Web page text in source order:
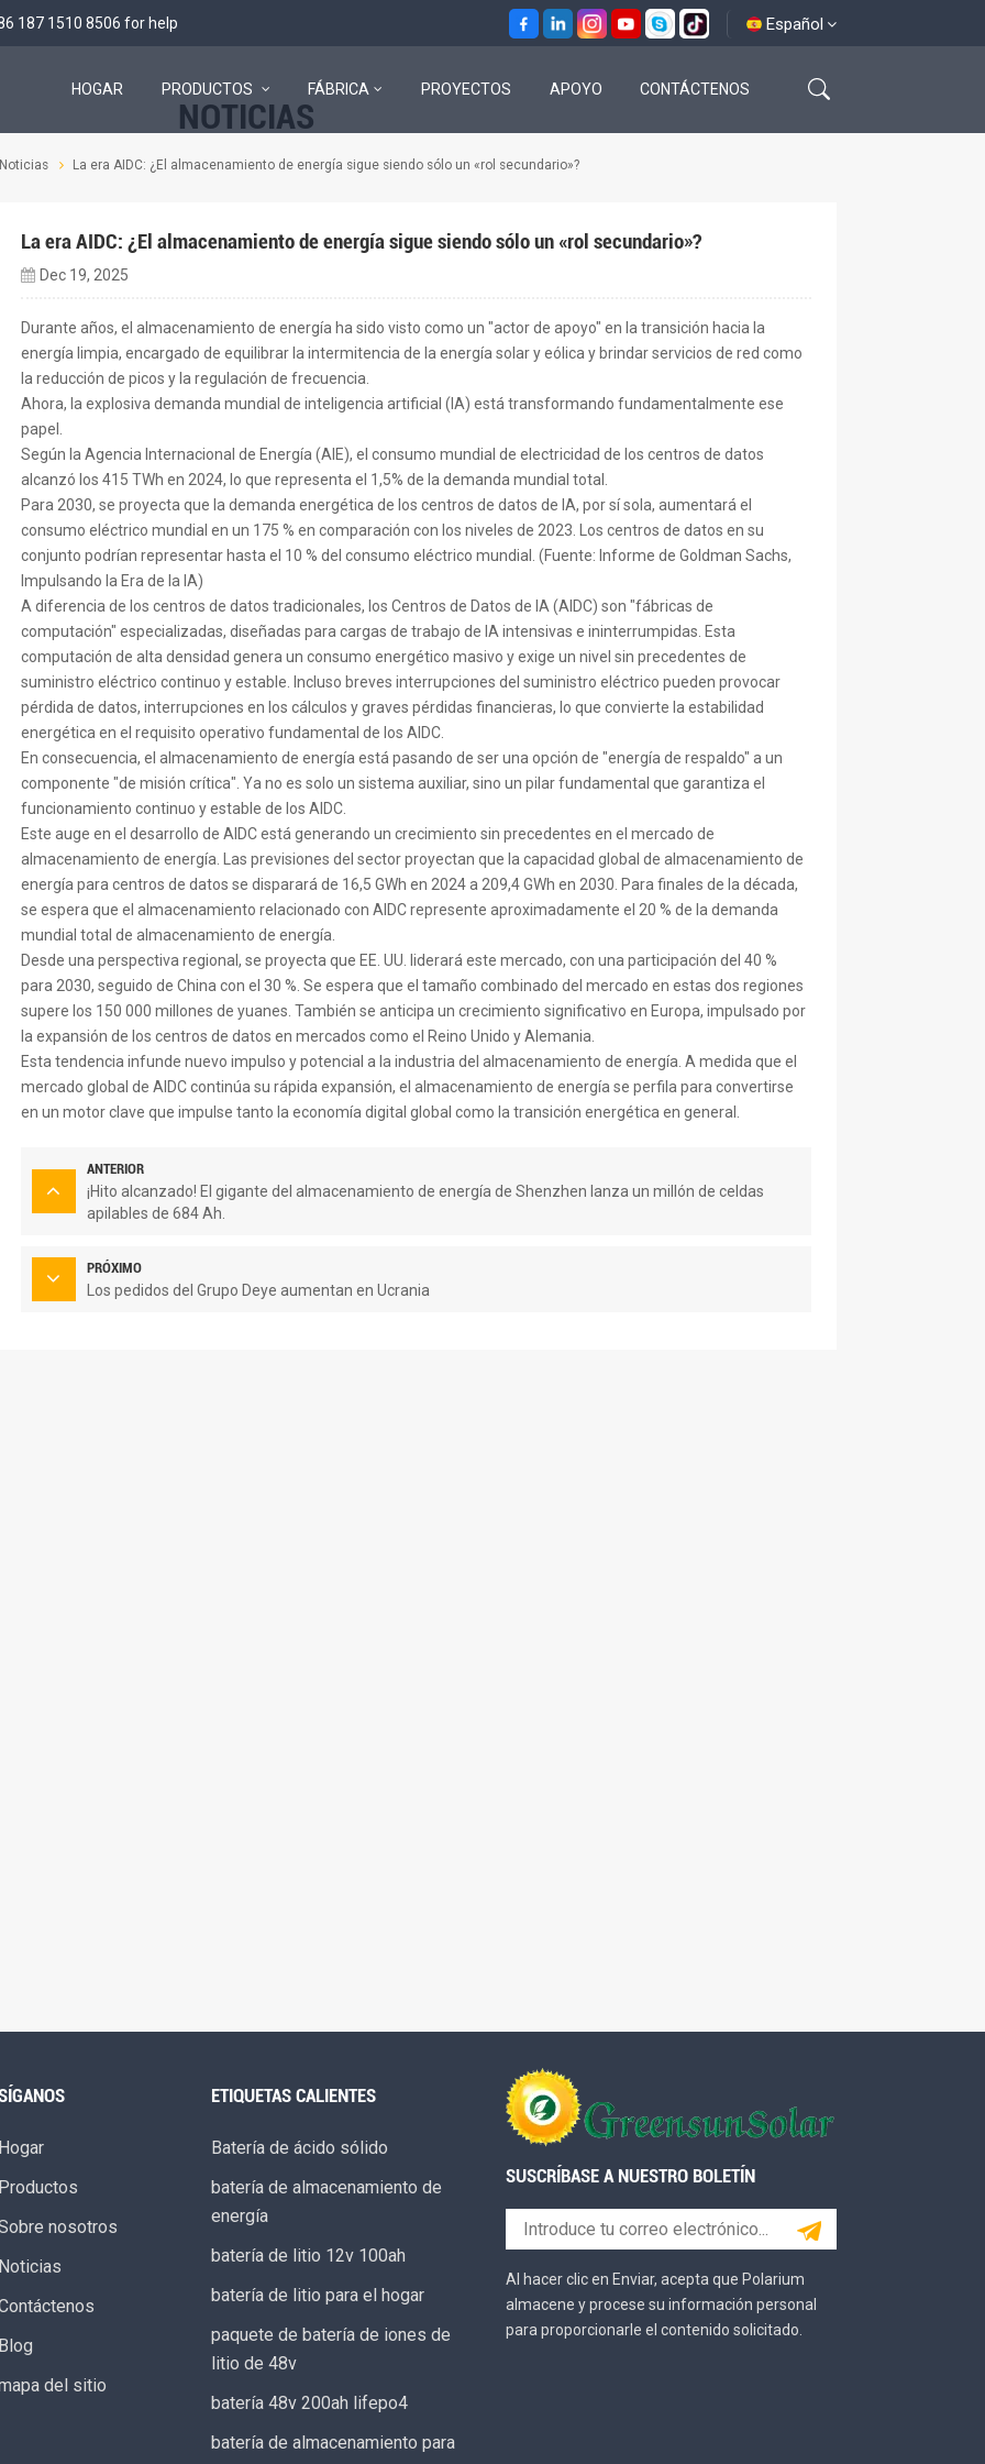
187 1510 8506 for help Español
HOGAR PRODUCTOS FÁBRICA PROYECTOS APOYO CONTÁCTENOS
NOTICIAS
Noticias La era AIDC: ¿El almacenamiento de energía sigue siendo sólo un «rol secundario»?
La era AIDC: ¿El almacenamiento de energía sigue siendo sólo un «rol secundario»?
Dec 19, 2025
Durante años, el almacenamiento de energía ha sido visto como un "actor de apoyo" en la transición hacia la
energía limpia, encargado de equilibrar la intermitencia de la energía solar y eólica y brindar servicios de red como
la reducción de picos y la regulación de frecuencia.
Ahora, la explosiva demanda mundial de inteligencia artificial (IA) está transformando fundamentalmente ese
papel.
Según la Agencia Internacional de Energía (AIE), el consumo mundial de electricidad de los centros de datos
alcanzó los 415 TWh en 2024, lo que representa el 1,5% de la demanda mundial total.
Para 2030, se proyecta que la demanda energética de los centros de datos de IA, por sí sola, aumentará el
consumo eléctrico mundial en un 175 % en comparación con los niveles de 2023. Los centros de datos en su
conjunto podrían representar hasta el 10 % del consumo eléctrico mundial. (Fuente: Informe de Goldman Sachs,
Impulsando la Era de la IA)
A diferencia de los centros de datos tradicionales, los Centros de Datos de IA (AIDC) son "fábricas de
computación" especializadas, diseñadas para cargas de trabajo de IA intensivas e ininterrumpidas. Esta
computación de alta densidad genera un consumo energético masivo y exige un nivel sin precedentes de
suministro eléctrico continuo y estable. Incluso breves interrupciones del suministro eléctrico pueden provocar
pérdida de datos, interrupciones en los cálculos y graves pérdidas financieras, lo que convierte la estabilidad
energética en el requisito operativo fundamental de los AIDC.
En consecuencia, el almacenamiento de energía está pasando de ser una opción de "energía de respaldo" a un
componente "de misión crítica". Ya no es solo un sistema auxiliar, sino un pilar fundamental que garantiza el
funcionamiento continuo y estable de los AIDC.
Este auge en el desarrollo de AIDC está generando un crecimiento sin precedentes en el mercado de
almacenamiento de energía. Las previsiones del sector proyectan que la capacidad global de almacenamiento de
energía para centros de datos se disparará de 16,5 GWh en 2024 a 209,4 GWh en 2030. Para finales de la década,
se espera que el almacenamiento relacionado con AIDC represente aproximadamente el 20 % de la demanda
mundial total de almacenamiento de energía.
Desde una perspectiva regional, se proyecta que EE. UU. liderará este mercado, con una participación del 40 %
para 2030, seguido de China con el 30 %. Se espera que el tamaño combinado del mercado en estas dos regiones
supere los 150 000 millones de yuanes. También se anticipa un crecimiento significativo en Europa, impulsado por
la expansión de los centros de datos en mercados como el Reino Unido y Alemania.
Esta tendencia infunde nuevo impulso y potencial a la industria del almacenamiento de energía. A medida que el
mercado global de AIDC continúa su rápida expansión, el almacenamiento de energía se perfila para convertirse
en un motor clave que impulse tanto la economía digital global como la transición energética en general.
ANTERIOR
¡Hito alcanzado! El gigante del almacenamiento de energía de Shenzhen lanza un millón de celdas
apilables de 684 Ah.
PRÓXIMO
Los pedidos del Grupo Deye aumentan en Ucrania
Hogar
Productos
nosotros
Noticias
Blog
del sitio
ETIQUETAS CALIENTES
Batería de ácido sólido
batería de almacenamiento de
energía
batería de litio 12v 100ah
batería de litio para el hogar
paquete de batería de iones de
litio de 48v
batería 48v 200ah lifepo4
batería de almacenamiento para
SUSCRÍBASE A NUESTRO BOLETÍN
Al hacer clic en Enviar, acepta que Polarium
almacene y procese su información personal
para proporcionarle el contenido solicitado.